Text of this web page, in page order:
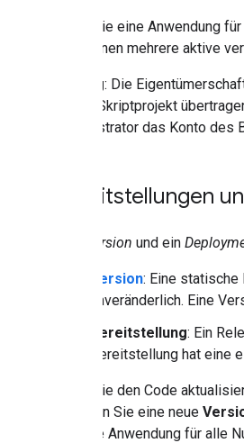
Wenn Sie eine Anwendung
Sie können mehrere aktive
Wichtig: Die
für ein Skriptprojekt
Administrator das Konto
Bereitstellungen
Version und ein
Version: Eine
unveränderlich. Eine
Bereitstellung: Ein
Bereitstellung hat eine
Wenn Sie den Code
erstellen Sie eine neue
wird die Anwendung für alle